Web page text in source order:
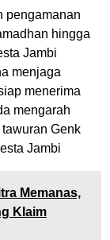
pengamanan
hingga
Jambi
menjaga
menerima
mengarah
Genk
Jambi
Memanas,
Klaim